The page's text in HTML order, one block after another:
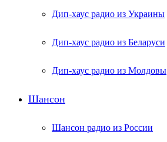
Дип-хаус радио из Украины
Дип-хаус радио из Беларуси
Дип-хаус радио из Молдовы
Шансон
Шансон радио из России